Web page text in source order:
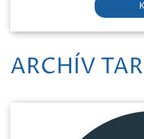
ARCHÍV